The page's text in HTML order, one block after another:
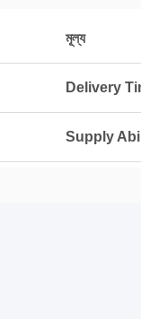
মূল্য
Delivery
Supply